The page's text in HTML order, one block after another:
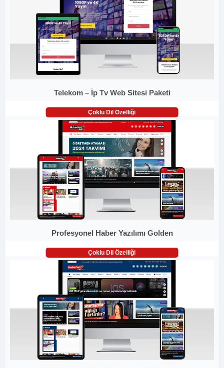
Telekom – İp Tv Web Sitesi Paketi
Çoklu Dil Özelliği
Profesyonel Haber Yazılımı Golden
Çoklu Dil Özelliği